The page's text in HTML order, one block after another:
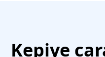
Kepiye